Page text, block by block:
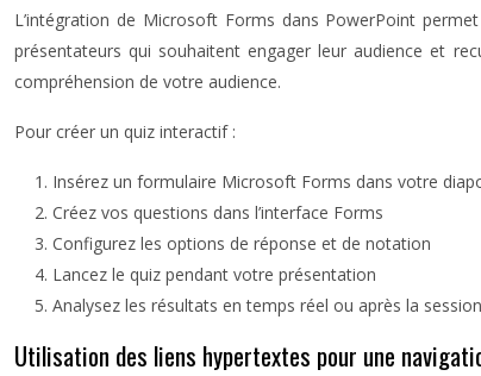
L’intégration de Microsoft Forms dans PowerPoint
présentateurs qui souhaitent engager leur audience et
compréhension de votre audience.
Pour créer un quiz interactif :
Insérez un formulaire Microsoft Forms dans votre
Créez vos questions dans l’interface Forms
Configurez les options de réponse et de notation
Lancez le quiz pendant votre présentation
Analysez les résultats en temps réel ou après la session
Utilisation des liens hypertextes pour une